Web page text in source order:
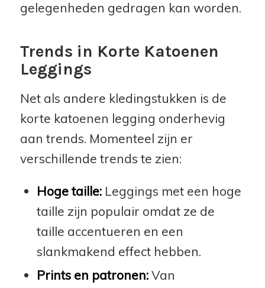
gelegenheden gedragen kan worden.
Trends in Korte Katoenen
Leggings
Net als andere kledingstukken is de
korte katoenen legging onderhevig
aan trends. Momenteel zijn er
verschillende trends te zien:
Hoge taille:Leggings met een hoge
taille zijn populair omdat ze de
taille accentueren en een
slankmakend effect hebben.
Prints en patronen:Van